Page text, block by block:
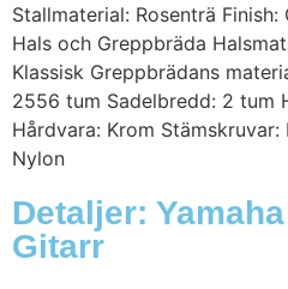
Stallmaterial: Rosenträ
Hals och Greppbräda
Klassisk Greppbrädans
2556 tum Sadelbredd: 2 tum
Hårdvara: Krom
Nylon
Detaljer:
Gitarr